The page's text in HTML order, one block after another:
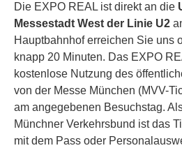
Die EXPO REAL ist direkt an die
Messestadt West der Linie U2
Hauptbahnhof erreichen Sie uns
knapp 20 Minuten. Das EXPO
kostenlose Nutzung des
von der Messe München (MVV-
am angegebenen Besuchstag.
Münchner Verkehrsbund ist das
mit dem Pass oder